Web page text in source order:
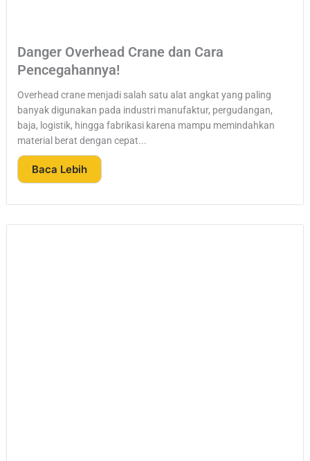
Danger Overhead Crane dan Cara
Pencegahannya!
Overhead crane menjadi salah satu alat angkat yang paling
banyak digunakan pada industri manufaktur, pergudangan,
baja, logistik, hingga fabrikasi karena mampu memindahkan
material berat dengan cepat...
Baca Lebih